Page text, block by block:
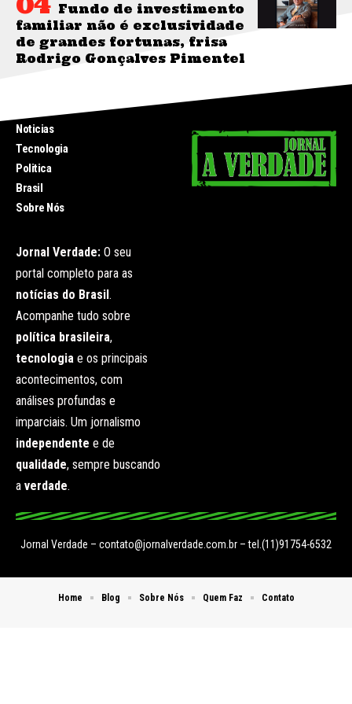
Fundo de investimento
familiar não é exclusividade
de grandes fortunas, frisa
Rodrigo Gonçalves Pimentel
Noticias
Tecnologia
Politica
Brasil
Sobre Nós
Jornal Verdade: O seu
portal completo para as
notícias do Brasil.
Acompanhe tudo sobre
política brasileira,
tecnologia e os principais
acontecimentos, com
análises profundas e
imparciais. Um jornalismo
independente e de
qualidade, sempre buscando
a verdade.
Jornal Verdade – contato@jornalverdade.com.br – tel.(11)91754-6532
Home Blog Sobre Nós Quem Faz Contato